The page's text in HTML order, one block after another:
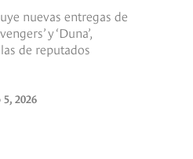
nuevas entregas de
y ‘Duna’,
de reputados
2026